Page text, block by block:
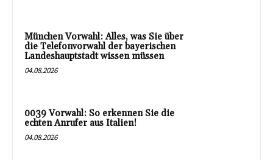
München Vorwahl: Alles, was Sie über
die Telefonvorwahl der bayerischen
Landeshauptstadt wissen müssen
04.08.2026
0039 Vorwahl: So erkennen Sie die
echten Anrufer aus Italien!
04.08.2026